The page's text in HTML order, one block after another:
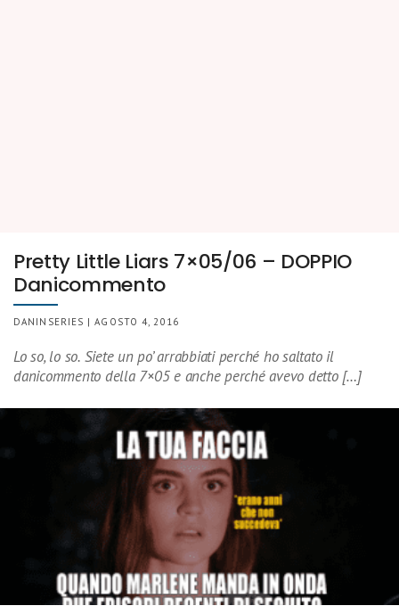
Pretty Little Liars 7×05/06 – DOPPIO
Danicommento
DANINSERIES | AGOSTO 4, 2016
Lo so, lo so. Siete un po’ arrabbiati perché ho saltato il
danicommento della 7×05 e anche perché avevo detto […]